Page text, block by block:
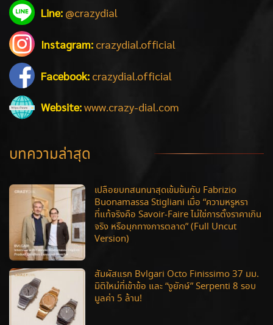
Line: @crazydial
Instagram: crazydial.official
Facebook: crazydial.official
Website:www.crazy-dial.com
บทความล่าสุด
เปลือยบทสนทนาสุดเข้มข้นกับ Fabrizio
Buonamassa Stigliani เมื่อ “ความหรูหรา
ที่แท้จริงคือ Savoir-Faire ไม่ใช่การตั้งราคาเกิน
จริง หรือมุกทางการตลาด” (Full Uncut
Version)
สัมผัสแรก Bvlgari Octo Finissimo 37 มม.
มิติใหม่ที่เข้าข้อ และ “งูยักษ์” Serpenti 8 รอบ
มูลค่า 5 ล้าน!